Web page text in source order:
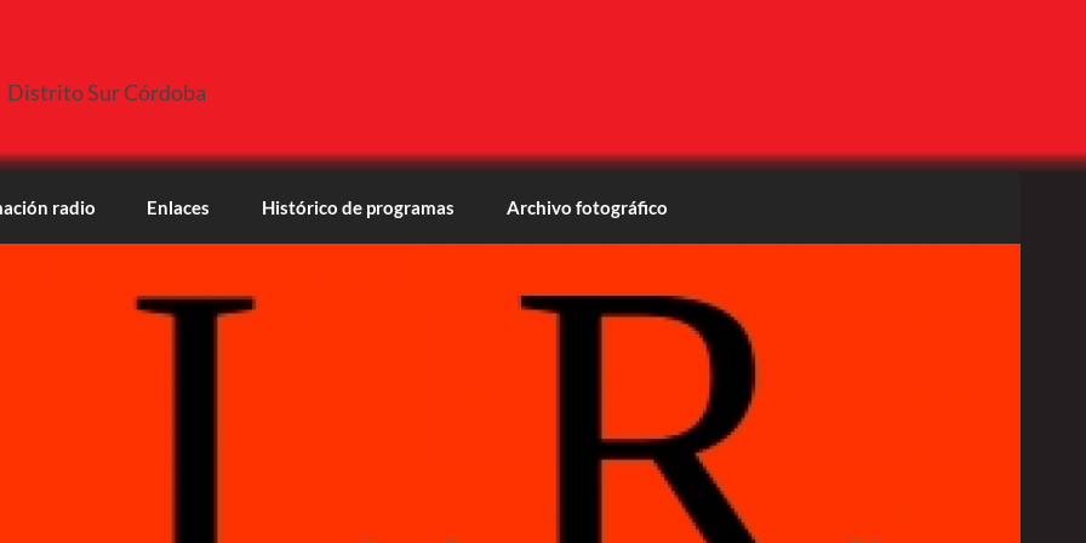
Distrito Sur Córdoba
radio Enlaces Histórico de programas Archivo fotográfico